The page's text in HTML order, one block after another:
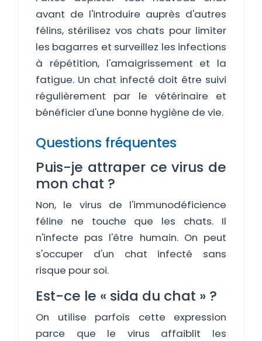
avant de l'introduire auprès d'autres
félins, stérilisez vos chats pour limiter
les bagarres et surveillez les infections
à répétition, l'amaigrissement et la
fatigue. Un chat infecté doit être suivi
régulièrement par le vétérinaire et
bénéficier d'une bonne hygiène de vie.
Questions fréquentes
Puis-je attraper ce virus de
mon chat ?
Non, le virus de l'immunodéficience
féline ne touche que les chats. Il
n'infecte pas l'être humain. On peut
s'occuper d'un chat infecté sans
risque pour soi.
Est-ce le « sida du chat » ?
On utilise parfois cette expression
parce que le virus affaiblit les